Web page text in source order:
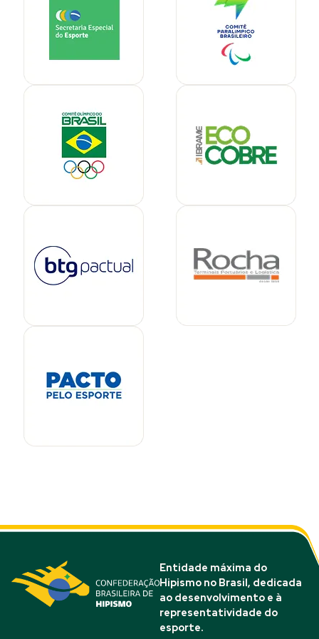
Entidade máxima do
Hipismo no Brasil, dedicada
ao desenvolvimento e à
representatividade do
esporte.